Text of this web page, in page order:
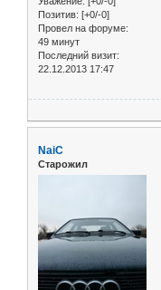
Позитив: [+0/-0]
Провел на форуме:
49 минут
Последний визит:
22.12.2013 17:47
NaiC
Старожил